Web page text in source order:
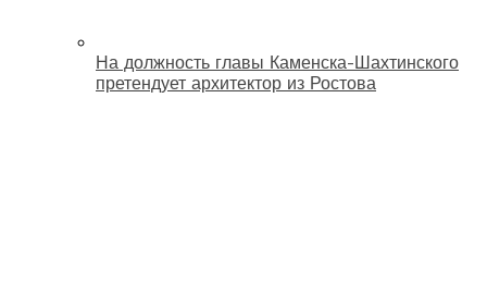
На должность главы Каменска-Шахтинского
претендует архитектор из Ростова